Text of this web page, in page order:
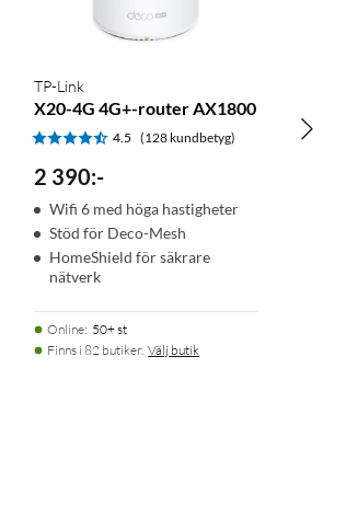
TP-Link
X20-4G 4G+-router AX1800
4.5 (128 kundbetyg)
2 390:-
Wifi 6 med höga hastigheter
Stöd för Deco-Mesh
HomeShield för säkrare
nätverk
Online: 50+ st
Finns i 82 butiker. Välj butik